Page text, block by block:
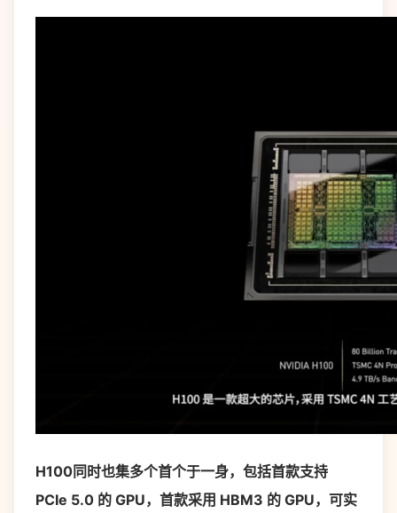
H100同时也集多个首个于一身，包括首款支持
PCIe 5.0 的 GPU，首款采用 HBM3 的 GPU，可实